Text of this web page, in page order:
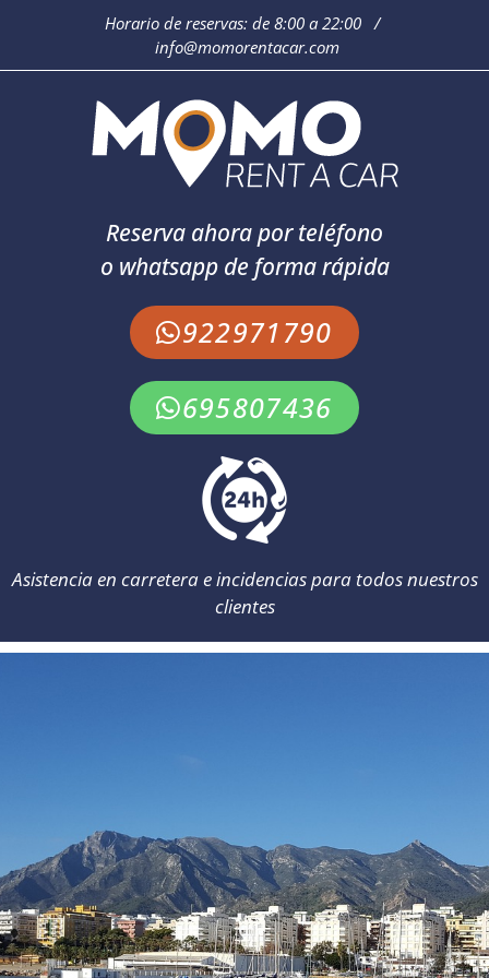
Horario de reservas: de 8:00 a 22:00 /
info@momorentacar.com
Reserva ahora por teléfono
o whatsapp de forma rápida
922971790
695807436
Asistencia en carretera e incidencias para todos nuestros
clientes